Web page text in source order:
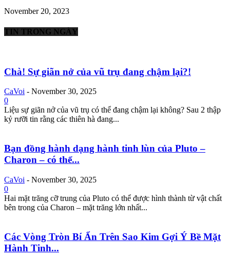
November 20, 2023
TIN TRONG NGÀY
Chà! Sự giãn nở của vũ trụ đang chậm lại?!
CaVoi - November 30, 2025
0
Liệu sự giãn nở của vũ trụ có thể đang chậm lại không? Sau 2 thập
kỷ rưỡi tin rằng các thiên hà đang...
Bạn đồng hành dạng hành tinh lùn của Pluto –
Charon – có thể...
CaVoi - November 30, 2025
0
Hai mặt trăng cỡ trung của Pluto có thể được hình thành từ vật chất
bên trong của Charon – mặt trăng lớn nhất...
Các Vòng Tròn Bí Ẩn Trên Sao Kim Gợi Ý Bề Mặt
Hành Tinh...